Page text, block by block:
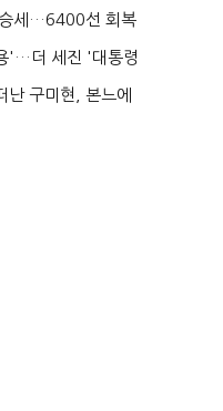
세…6400선 회복
'…더 세진 '대통령
난 구미현, 본느에